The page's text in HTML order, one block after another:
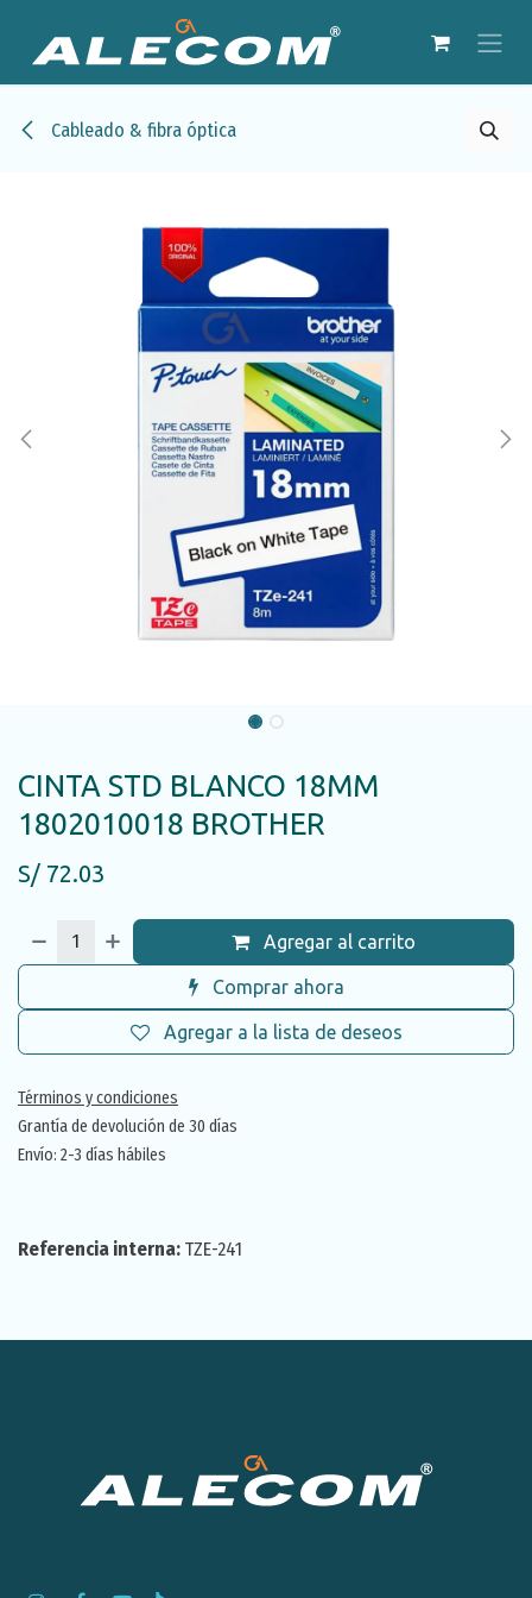
Cableado & fibra óptica
CINTA STD BLANCO 18MM
1802010018 BROTHER
S/ 72.03
Agregar al carrito
Comprar ahora
Agregar a la lista de deseos
Términos y condiciones
Grantía de devolución de 30 días
Envío: 2-3 días hábiles
Referencia interna: TZE-241